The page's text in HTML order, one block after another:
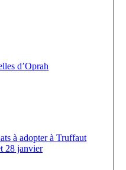
d’Oprah
à adopter à Truffaut
28 janvier